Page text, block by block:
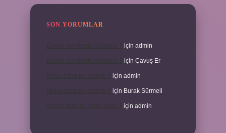
SON YORUMLAR
için admin
için Çavuş Er
Heba eden ne demek ? için admin
Heba eden ne demek ? için Burak Sürmeli
için admin